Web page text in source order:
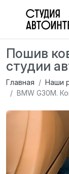
Пошив
студии
Главная Наши
BMW G30M.